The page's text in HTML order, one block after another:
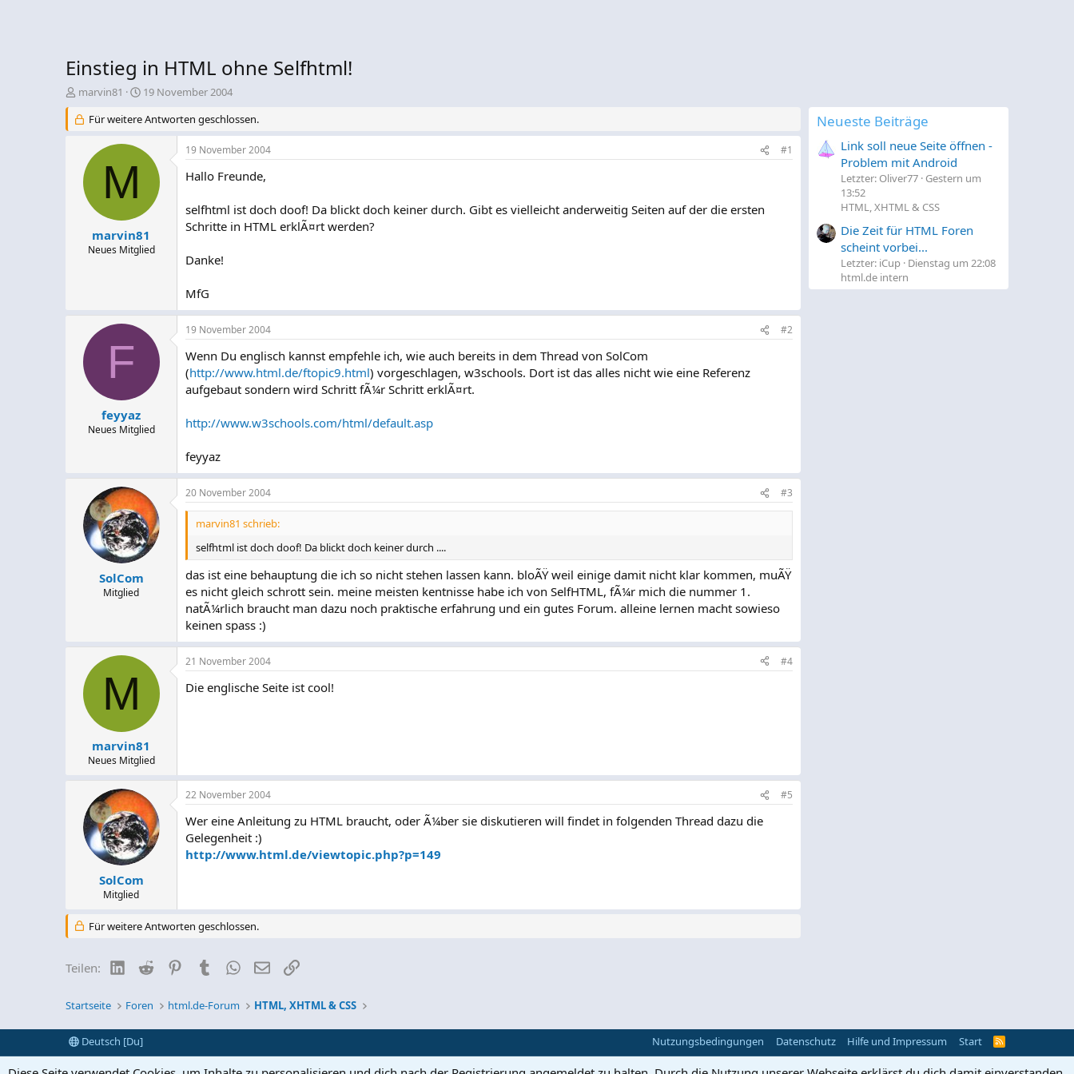
Einstieg in HTML ohne Selfhtml!
E
s
marvin81
E
s
e
19 November 2004
Für weitere Antworten geschlossen.
M
marvin81
Neues Mitglied
19 November 2004 #1
Hallo Freunde,
selfhtml ist doch doof! Da blickt doch keiner durch. Gibt es vielleicht anderweitig Seiten auf der die ersten
Schritte in HTML erklÃ¤rt werden?
Danke!
MfG
F
feyyaz
Neues Mitglied
19 November 2004 #2
Wenn Du englisch kannst empfehle ich, wie auch bereits in dem Thread von SolCom
(http://www.html.de/ftopic9.html) vorgeschlagen, w3schools. Dort ist das alles nicht wie eine Referenz
aufgebaut sondern wird Schritt fÃ¼r Schritt erklÃ¤rt.
http://www.w3schools.com/html/default.asp
feyyaz
SolCom
Mitglied
20 November 2004 #3
marvin81 schrieb:
selfhtml ist doch doof! Da blickt doch keiner durch ....
das ist eine behauptung die ich so nicht stehen lassen kann. bloÃŸ weil einige damit nicht klar kommen, muÃŸ
es nicht gleich schrott sein. meine meisten kentnisse habe ich von SelfHTML, fÃ¼r mich die nummer 1.
natÃ¼rlich braucht man dazu noch praktische erfahrung und ein gutes Forum. alleine lernen macht sowieso
keinen spass :)
M
marvin81
Neues Mitglied
21 November 2004 #4
Die englische Seite ist cool!
SolCom
Mitglied
22 November 2004 #5
Wer eine Anleitung zu HTML braucht, oder Ã¼ber sie diskutieren will findet in folgenden Thread dazu die
Gelegenheit :)
http://www.html.de/viewtopic.php?p=149
Für weitere Antworten geschlossen.
Teilen: LinkedIn
Reddit PinterestTumblr WhatsApp
E-MailLink
Neueste Beiträge
Link soll neue Seite öffnen -
Problem mit Android
Letzter: Oliver77 Gestern um
13:52
HTML, XHTML & CSS
Die Zeit für HTML Foren
scheint vorbei...
Letzter: iCup Dienstag um 22:08
html.de intern
Startseite Foren html.de-Forum HTML, XHTML & CSS
Deutsch [Du] Nutzungsbedingungen Datenschutz Hilfe und Impressum Start
R